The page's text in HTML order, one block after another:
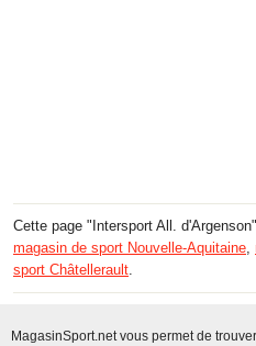
Cette page "Intersport All.
magasin de sport Nouvelle-Aquitaine
sport Châtellerault
MagasinSport.net vous permet de